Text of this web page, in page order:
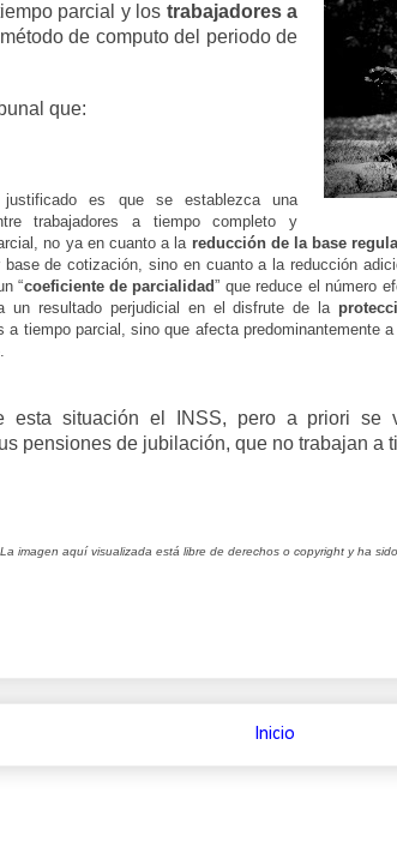
parcial y los trabajadores a
de computo del periodo de
que:
es que se establezca una
trabajadores a tiempo completo y
no ya en cuanto a la reducción de la base
de cotización, sino en cuanto a la reducción
“coeficiente de parcialidad” que reduce el número
un resultado perjudicial en el disfrute de la
a tiempo parcial, sino que afecta predominantemente
esta situación el INSS, pero a priori se
pensiones de jubilación, que no trabajan a
imagen aquí visualizada está libre de derechos o copyright y ha
Inicio